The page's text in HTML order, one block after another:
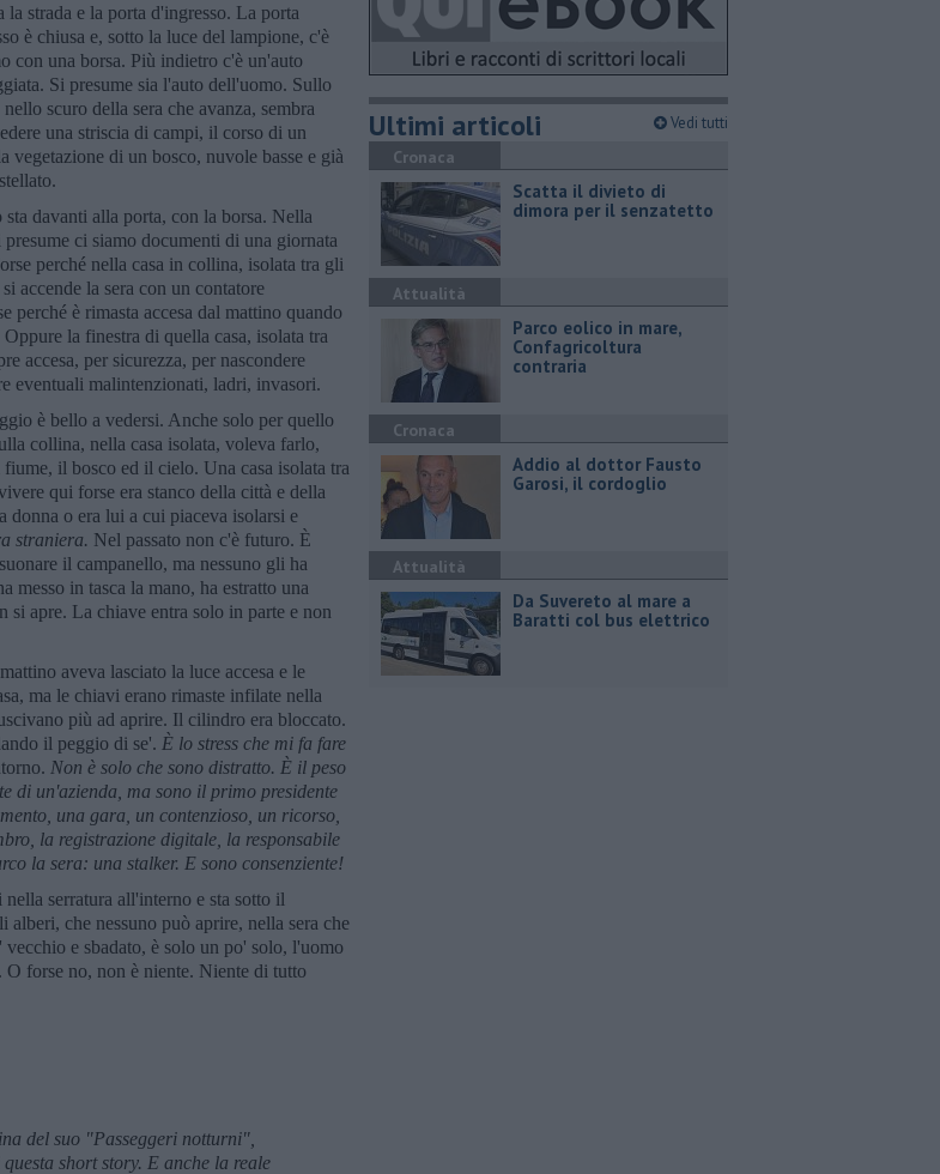
la strada e la porta d'ingresso. La porta
è chiusa e, sotto la luce del lampione, c'è
con una borsa. Più indietro c'è un'auto
Si presume sia l'auto dell'uomo. Sullo
scuro della sera che avanza, sembra
una striscia di campi, il corso di un
vegetazione di un bosco, nuvole basse e già
sta davanti alla porta, con la borsa. Nella
presume ci siamo documenti di una giornata
perché nella casa in collina, isolata tra gli
accende la sera con un contatore
perché è rimasta accesa dal mattino quando
la finestra di quella casa, isolata tra
accesa, per sicurezza, per nascondere
eventuali malintenzionati, ladri, invasori.
è bello a vedersi. Anche solo per quello
collina, nella casa isolata, voleva farlo,
il bosco ed il cielo. Una casa isolata tra
qui forse era stanco della città e della
donna o era lui a cui piaceva isolarsi e
straniera. Nel passato non c'è futuro. È
il campanello, ma nessuno gli ha
messo in tasca la mano, ha estratto una
si apre. La chiave entra solo in parte e non
aveva lasciato la luce accesa e le
ma le chiavi erano rimaste infilate nella
più ad aprire. Il cilindro era bloccato.
il peggio di se'. È lo stress che mi fa fare
Non è solo che sono distratto. È il peso
di un'azienda, ma sono il primo presidente
una gara, un contenzioso, un ricorso,
la registrazione digitale, la responsabile
la sera: una stalker. E sono consenziente!
serratura all'interno e sta sotto il
che nessuno può aprire, nella sera che
e sbadato, è solo un po' solo, l'uomo
O forse no, non è niente. Niente di tutto
del suo "Passeggeri notturni",
short story. E anche la reale
Ultimi articoli Vedi tutti
Cronaca
Scatta il divieto di
dimora per il senzatetto
Attualità
Parco eolico in mare,
Confagricoltura
contraria
Cronaca
Addio al dottor Fausto
Garosi, il cordoglio
Attualità
Da Suvereto al mare a
Baratti col bus elettrico